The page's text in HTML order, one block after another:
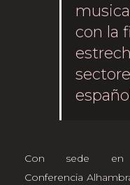
con la
Con sede
Conferencia